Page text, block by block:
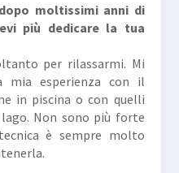
moltissimi anni di
più dedicare la tua
per rilassarmi. Mi
mia esperienza con il
in piscina o con quelli
Non sono più forte
è sempre molto